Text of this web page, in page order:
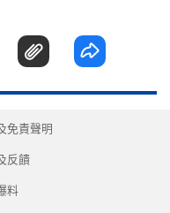
免責聲明
反饋
料